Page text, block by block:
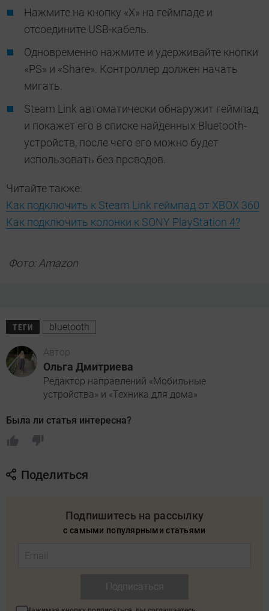
Нажмите на кнопку «Х» на геймпаде и
отсоедините USB-кабель.
Одновременно нажмите и удерживайте кнопки
«PS» и «Share». Контроллер должен начать
мигать.
Steam Link автоматически обнаружит геймпад
и покажет его в списке найденных Bluetooth-
устройств, после чего его можно будет
использовать без проводов.
Читайте также:
Как подключить к Steam Link геймпад от XBOX 360
Как подключить колонки к SONY PlayStation 4?
Фото: Amazon
ТЕГИ bluetooth
Автор
Ольга Дмитриева
Редактор направлений «Мобильные
устройства» и «Техника для дома»
Была ли статья интересна?
Поделиться
Подпишитесь на рассылку
с самыми популярными статьями